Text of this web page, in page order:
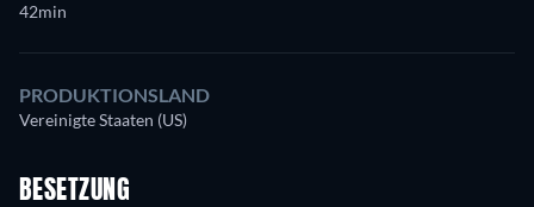
42min
PRODUKTIONSLAND
Vereinigte Staaten (US)
BESETZUNG